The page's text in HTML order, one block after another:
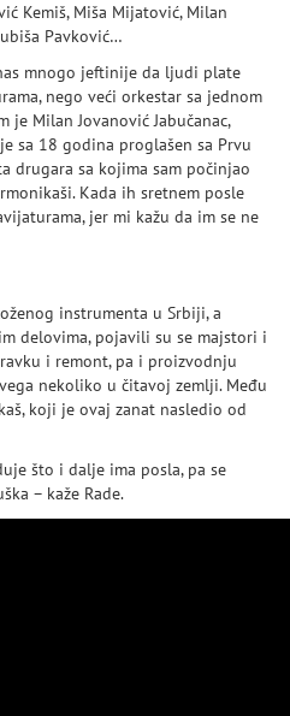
Kemiš, Miša Mijatović, Milan
Pavković…
mnogo jeftinije da ljudi plate
nego veći orkestar sa jednom
Milan Jovanović Jabučanac,
sa 18 godina proglašen sa Prvu
drugara sa kojima sam počinjao
Kada ih sretnem posle
jer mi kažu da im se ne
instrumenta u Srbiji, a
delovima, pojavili su se majstori i
i remont, pa i proizvodnju
nekoliko u čitavoj zemlji. Među
koji je ovaj zanat nasledio od
što i dalje ima posla, pa se
– kaže Rade.